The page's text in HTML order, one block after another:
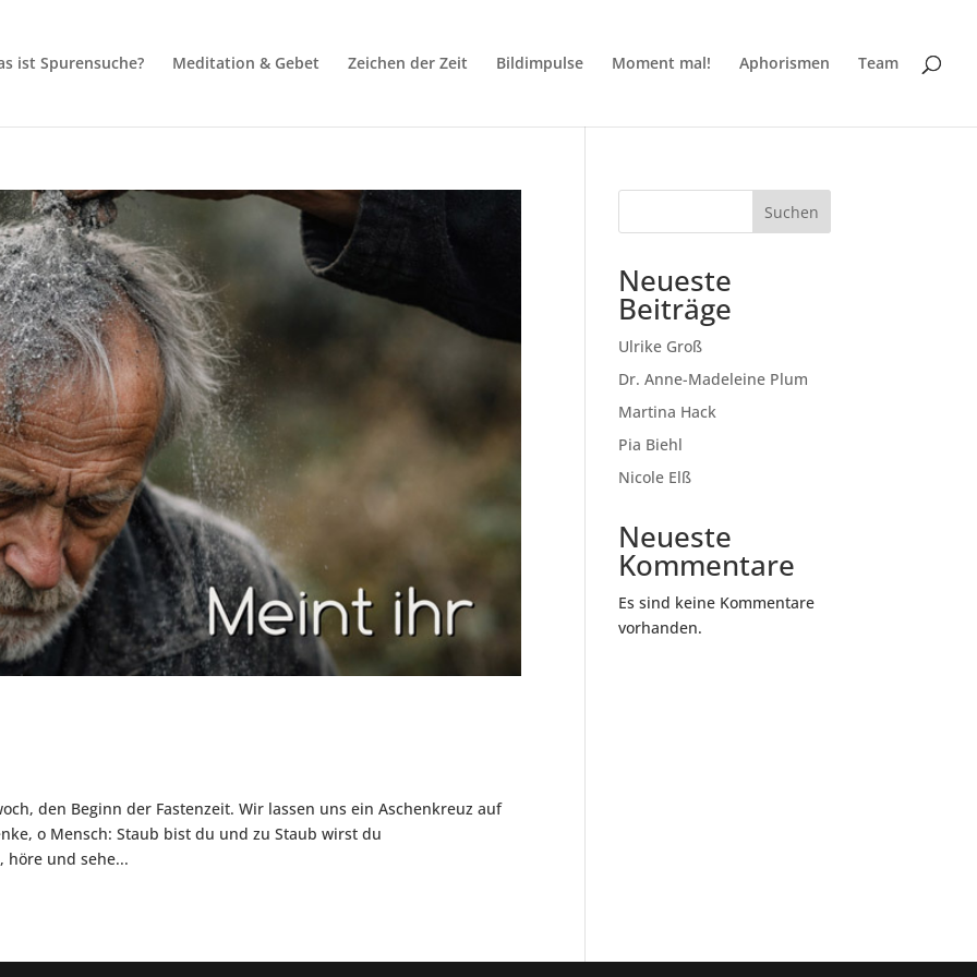
ist Spurensuche? Meditation & Gebet Zeichen der Zeit Bildimpulse Moment mal! Aphorismen Team
den Beginn der Fastenzeit. Wir lassen uns ein Aschenkreuz auf
o Mensch: Staub bist du und zu Staub wirst du
höre und sehe...
Suchen
Neueste
Beiträge
Ulrike Groß
Dr. Anne-Madeleine Plum
Martina Hack
Pia Biehl
Nicole Elß
Neueste
Kommentare
Es sind keine Kommentare
vorhanden.